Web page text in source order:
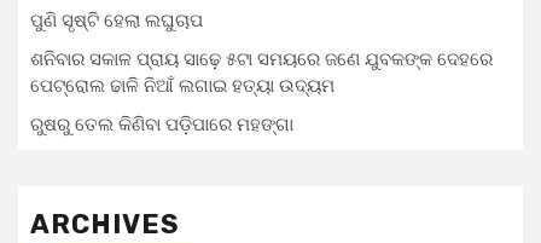
ପୁଣି ସୃଷ୍ଟି ହେଲା ଲଘୁଚାପ
ଶନିବାର ସକାଳ ପ୍ରାୟ ସାଢ଼େ ୫ଟା ସମୟରେ ଜଣେ ଯୁବକଙ୍କ ଦେହରେ
ପେଟ୍ରୋଲ ଢାଳି ନିଆଁ ଲଗାଇ ହତ୍ୟା ଉଦ୍ୟମ
ରୁଷରୁ ତେଲ କିଣିବା ପଡ଼ିପାରେ ମହଙ୍ଗା
ARCHIVES